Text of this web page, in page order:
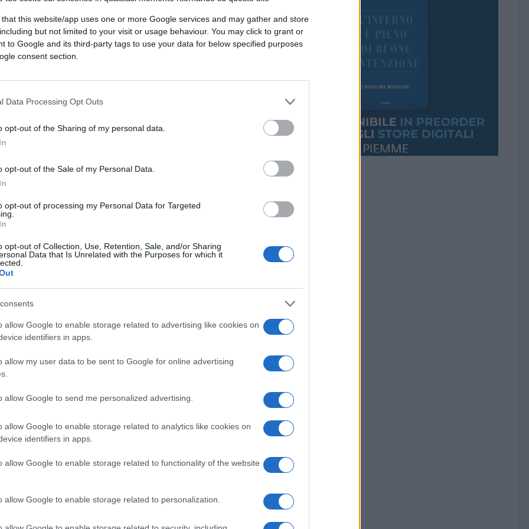
that this website/app uses one or more Google services and may gather and store
but not limited to your visit or usage behaviour. You may click to grant or
to Google and its third-party tags to use your data for below specified purposes
consent section.
Data Processing Opt Outs
opt-out of the Sharing of my personal data.
opt-out of the Sale of my Personal Data.
opt-out of processing my Personal Data for Targeted
opt-out of Collection, Use, Retention, Sale, and/or Sharing
Data that Is Unrelated with the Purposes for which it
allow Google to enable storage related to advertising like cookies on
identifiers in apps.
allow my user data to be sent to Google for online advertising
allow Google to send me personalized advertising.
allow Google to enable storage related to analytics like cookies on
identifiers in apps.
allow Google to enable storage related to functionality of the website
allow Google to enable storage related to personalization.
Chico Buarque, Caetano Veloso e altri
e moderni che vivono ancora dei
c’erano le giunte militari ma la loro
musica popolare.
e del PT a un certo punto ha preso
inanellato una confusa serie di accuse
male, è giusto perdere. Non è
si siano trasformati in mostri:
al pane e vino al vino, compagni.
tutti dall’aria attonita per essere stati
di prendere il microfono per
delle parole del rapper il quale,
esprimere tutta la complessità del
Per inciso: ah, com’è distante il
corrotto e decadente del PT, da quello
nelle note sensuali delle
davvero, da discutibile intellettuale
riunione di autocelebrazione si è
che vedono ancora una volta un
in un colossale autogol. Più che
ben dirsi vittime delle pernacchie
l’altro giorno nel
in poche ore una battuta divenuta “virale”